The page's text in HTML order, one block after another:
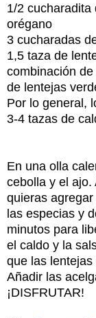
1/2 cucharadita
orégano
3 cucharadas
1,5 taza de
combinación
de lentejas
Por lo general,
3-4 tazas de
En una olla
cebolla y el ajo.
quieras
las especias y
minutos para
el caldo y la
que las
Añadir las
¡DISFRUTAR!